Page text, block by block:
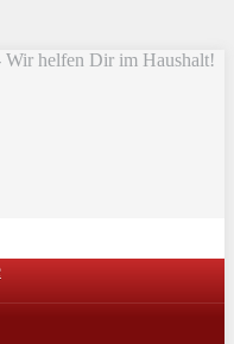
Wir helfen Dir im Haushalt!